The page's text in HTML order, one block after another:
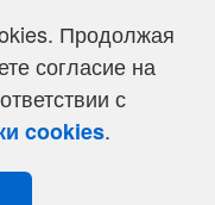
Продолжая
согласие на
с
cookies.
ФС 77-39848, выдано
связи,
коммуникаций